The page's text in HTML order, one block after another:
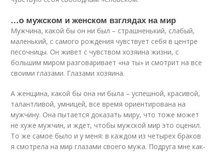
…о мужском и женском взглядах на мир
Мужчина, какой бы он ни был – страшненький, слабый,
маленький, с самого рождения чувствует себя в центре
песочницы. Он живет с чувством хозяина жизни, с
большим миром разговаривает «на ты» и смотрит на все
своими глазами. Глазами хозяина.
А женщина, какой бы она ни была – успешной, красивой,
талантливой, умницей, все время ориентирована на
мужчину. Она пытается доказать миру, что тоже может
не хуже мужчин, и ждет, чтобы мужской мир это оценил.
То же самое было и у меня: в каждом из четырех браков
я смотрела на мир глазами своего мужа. Подруга мне как-